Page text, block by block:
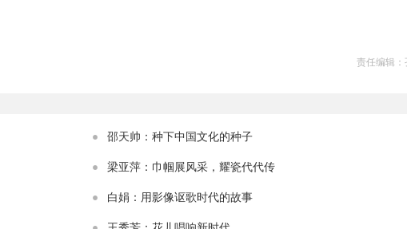
责任编辑：
邵天帅：种下中国文化的种子
梁亚萍：巾帼展风采，耀瓷代代传
白娟：用影像讴歌时代的故事